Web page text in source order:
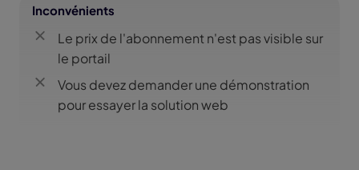
Inconvénients
Le prix de l'abonnement n'est pas visible sur
le portail
Vous devez demander une démonstration
pour essayer la solution web